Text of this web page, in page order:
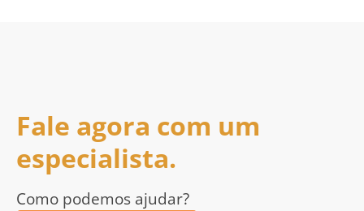
Fale agora com um
especialista.
Como podemos ajudar?